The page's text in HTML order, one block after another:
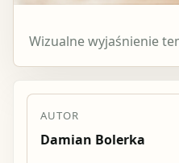
Wizualne wyjaśnienie
AUTOR
Damian Bolerka